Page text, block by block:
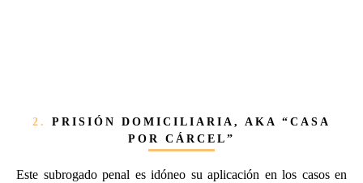
2. PRISIÓN DOMICILIARIA, AKA “CASA
POR CÁRCEL”
Este subrogado penal es idóneo su aplicación en los casos en